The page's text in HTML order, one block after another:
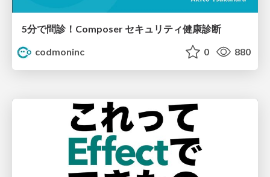
5分で問診！Composer セキュリティ健康診断
codmoninc
0 880